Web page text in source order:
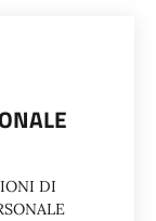
DI